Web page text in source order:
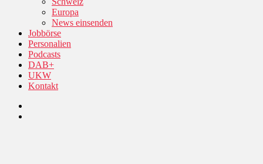
Europa
News einsenden
Jobbörse
Personalien
Podcasts
DAB+
UKW
Kontakt